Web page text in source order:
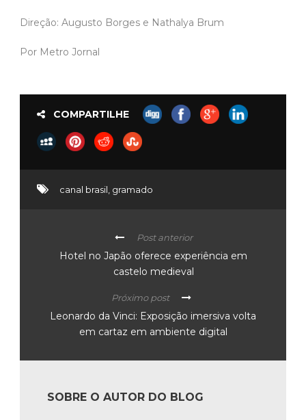
Direção: Augusto Borges e Nathalya Brum
Por Metro Jornal
COMPARTILHE
canal brasil gramado
Post anterior
Hotel no Japão oferece experiência em
castelo medieval
Próximo post
Leonardo da Vinci: Exposição imersiva volta
em cartaz em ambiente digital
SOBRE O AUTOR DO BLOG